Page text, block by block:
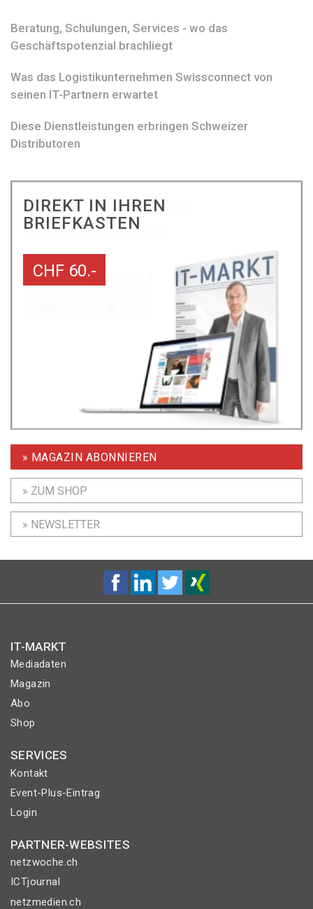
Beratung, Schulungen, Services - wo das
Geschäftspotenzial brachliegt
Was das Logistikunternehmen Swissconnect von
seinen IT-Partnern erwartet
Diese Dienstleistungen erbringen Schweizer
Distributoren
DIREKT IN IHREN
BRIEFKASTEN
CHF 60.-
» MAGAZIN ABONNIEREN
» ZUM SHOP
» NEWSLETTER
IT-MARKT
Mediadaten
Magazin
Abo
Shop
SERVICES
Kontakt
Event-Plus-Eintrag
Login
PARTNER-WEBSITES
netzwoche.ch
ICTjournal
netzmedien.ch